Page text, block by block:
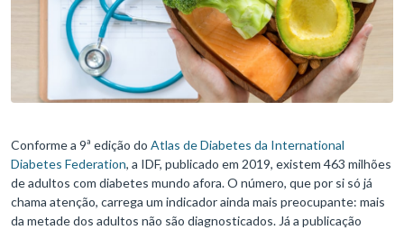
Conforme a 9ª edição do Atlas de Diabetes da International
Diabetes Federation, a IDF, publicado em 2019, existem 463 milhões
de adultos com diabetes mundo afora. O número, que por si só já
chama atenção, carrega um indicador ainda mais preocupante: mais
da metade dos adultos não são diagnosticados. Já a publicação